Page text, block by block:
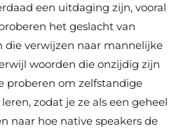
een uitdaging zijn, vooral
het geslacht van
die verwijzen naar mannelijke
woorden die onzijdig zijn
proberen om zelfstandige
zodat je ze als een geheel
naar hoe native speakers de